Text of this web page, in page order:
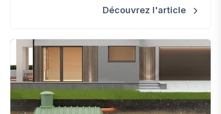
Découvrez l'article